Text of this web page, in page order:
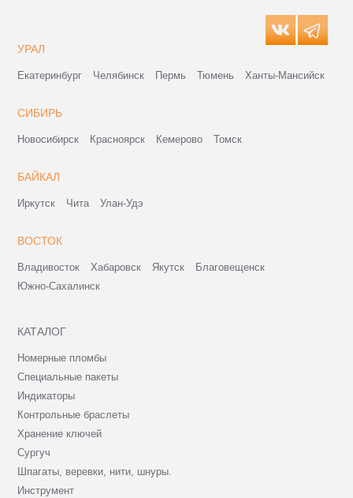
УРАЛ
Екатеринбург Челябинск Пермь Тюмень Ханты-Мансийск
СИБИРЬ
Новосибирск Красноярск Кемерово Томск
БАЙКАЛ
Иркутск Чита Улан-Удэ
ВОСТОК
Владивосток Хабаровск Якутск
Благовещенск
Южно-Сахалинск
КАТАЛОГ
Номерные пломбы
Специальные пакеты
Индикаторы
Контрольные браслеты
Хранение ключей
Сургуч
Шпагаты, веревки, нити, шнуры.
Инструмент